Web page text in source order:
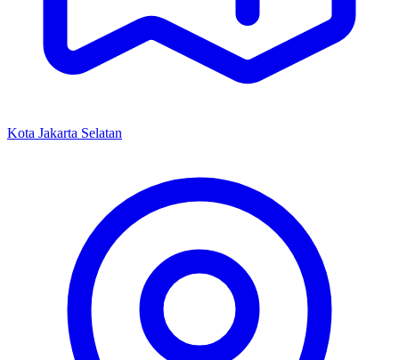
Kota Jakarta Selatan